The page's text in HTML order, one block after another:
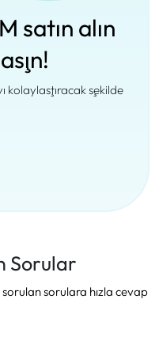
satın alın
kolaylaştıracak şekilde
Sorular
sorulan sorulara hızla cevap